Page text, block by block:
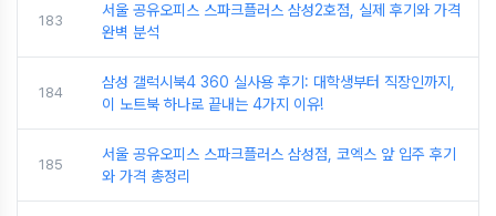
183
서울 공유오피스 스파크플러스 삼성2호점, 실제 후기와 가격
완벽 분석
184
삼성 갤럭시북4 360 실사용 후기: 대학생부터 직장인까지,
이 노트북 하나로 끝내는 4가지 이유!
185
서울 공유오피스 스파크플러스 삼성점, 코엑스 앞 입주 후기
와 가격 총정리